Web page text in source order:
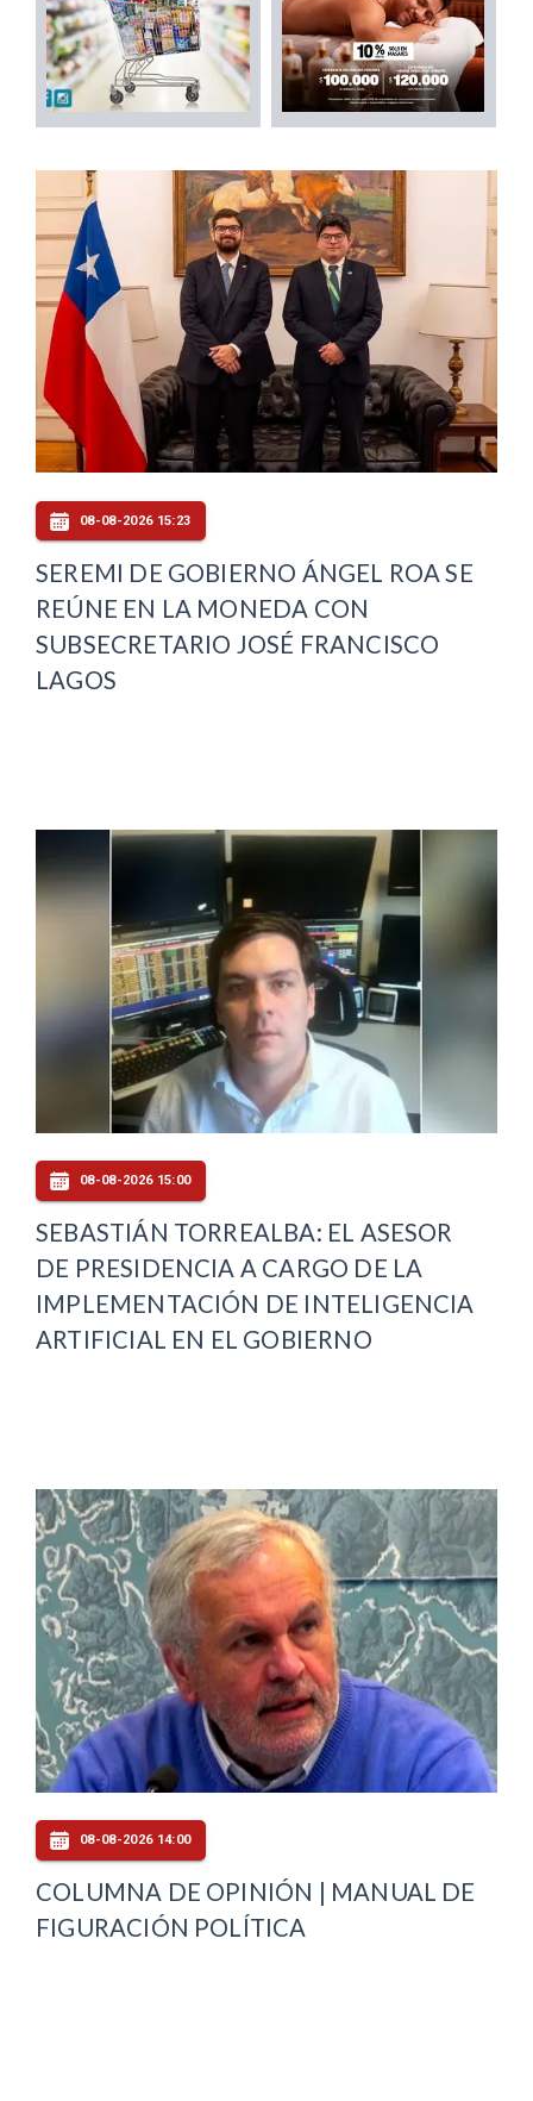
08-08-2026 15:23
SEREMI DE GOBIERNO ÁNGEL ROA SE
REÚNE EN LA MONEDA CON
SUBSECRETARIO JOSÉ FRANCISCO
LAGOS
08-08-2026 15:00
SEBASTIÁN TORREALBA: EL ASESOR
DE PRESIDENCIA A CARGO DE LA
IMPLEMENTACIÓN DE INTELIGENCIA
ARTIFICIAL EN EL GOBIERNO
08-08-2026 14:00
COLUMNA DE OPINIÓN | MANUAL DE
FIGURACIÓN POLÍTICA